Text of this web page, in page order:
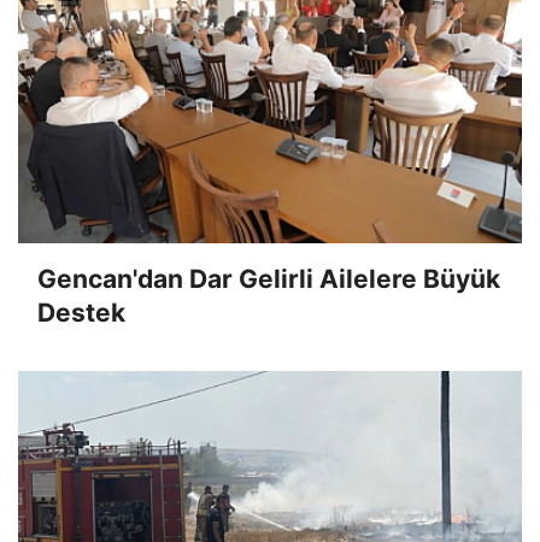
Gencan'dan Dar Gelirli Ailelere Büyük
Destek